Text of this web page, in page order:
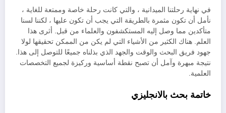
في نهاية رحلتنا الميدانية ، والتي كانت رحلة خاصة وممتعة للغاية ،
نأمل أن تكون مثمرة بالطريقة التي يجب أن تكون عليها ، لكننا لسنا
متأكدين مما وصل إليه المستكشفون والعلماء من قبل. أثرى هذا
العلم. هناك الكثير من الأشياء التي لم يكن من الممكن تحقيقها لولا
جهود فريق البحث والوقت والجهد الذي بذلناه جميعًا للتوصل إلى هذا.
نتيجة مبهرة وآمل أن تصبح نقطة أساسية وركيزة لجميع التخصصات
العلمية.
خاتمة بحث بالانجليزي